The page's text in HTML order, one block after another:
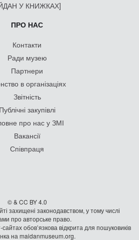
У КНИЖКАХ]
ПРО НАС
Контакти
Ради музею
Партнери
в організаціях
Звітність
Публічні закупівлі
про нас у ЗМІ
Вакансії
Співпраця
© & CC BY 4.0
захищені законодавством, у тому числі
про авторське право.
обов’язкова відкрита для пошуковиків
на maidanmuseum.org.